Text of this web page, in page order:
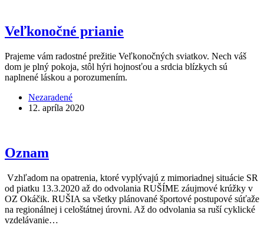
Veľkonočné prianie
Prajeme vám radostné prežitie Veľkonočných sviatkov. Nech váš
dom je plný pokoja, stôl hýri hojnosťou a srdcia blízkych sú
naplnené láskou a porozumením.
Nezaradené
12. apríla 2020
Oznam
Vzhľadom na opatrenia, ktoré vyplývajú z mimoriadnej situácie SR
od piatku 13.3.2020 až do odvolania RUŠÍME záujmové krúžky v
OZ Okáčik. RUŠIA sa všetky plánované športové postupové súťaže
na regionálnej i celoštátnej úrovni. Až do odvolania sa ruší cyklické
vzdelávanie…